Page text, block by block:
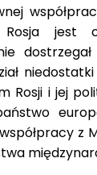
jest
Rosji i jej
z